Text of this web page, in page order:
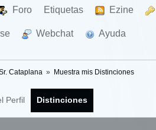
Foro Etiquetas Ezine
Webchat Ayuda
Cataplana » Muestra mis Distinciones
Perfil Distinciones